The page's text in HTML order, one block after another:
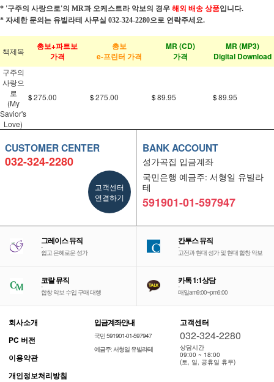
* '구주의 사랑으로'의 MR과 오케스트라 악보의 경우 해외 배송 상품입니다.
* 자세한 문의는 유빌라테 사무실 032-324-2280으로 연락주세요.
책제목
총보+파트보
가격
총보
e-프린터 가격
MR (CD)
가격
MR (MP3)
Digital Download
구주의
사랑으
로
(My
Savior's
Love)
＄ 275.00 ＄ 275.00 ＄ 89.95 ＄ 89.95
CUSTOMER CENTER
032-324-2280
고객센터
연결하기
BANK ACCOUNT
성가곡집 입금계좌
국민은행 예금주: 서형일 유빌라
테
591901-01-597947
그레이스 뮤직
-
쉽고 은혜로운 성가
칸투스 뮤직
-
고전과 현대 성가 및 현대 합창 악보
코랄 뮤직
-
합창 악보 수입 구매 대행
카톡 1:1상담
-
매일am9:00~pm6:00
회사소개
PC 버전
이용약관
개인정보처리방침
입금계좌안내
국민 591901-01-597947
예금주: 서형일 유빌라테
고객센터
032-324-2280
상담시간
09:00 ~ 18:00
(토, 일, 공휴일 휴무)